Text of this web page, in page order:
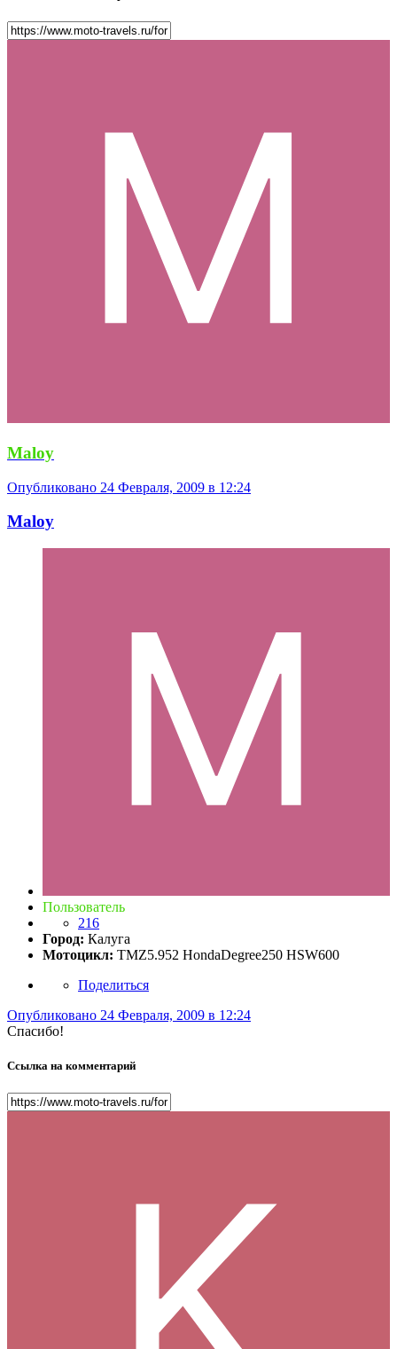
Maloy
Опубликовано 24 Февраля, 2009 в 12:24
Maloy
Пользователь
216
Город: Калуга
Мотоцикл: TMZ5.952 HondaDegree250 HSW600
Поделиться
Опубликовано 24 Февраля, 2009 в 12:24
Спасибо!
Ссылка на комментарий